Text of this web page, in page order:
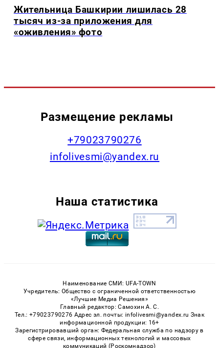
Жительница Башкирии лишилась 28
тысяч из-за приложения для
«оживления» фото
Размещение рекламы
+79023790276
infolivesmi@yandex.ru
Наша статистика
Наименование СМИ: UFA-TOWN
Учредитель: Общество с ограниченной ответственностью
«Лучшие Медиа Решения»
Главный редактор: Самохин А. С.
Тел.: +79023790276 Адрес эл. почты: infolivesmi@yandex.ru Знак
информационной продукции: 16+
Зарегистрировавший орган: Федеральная служба по надзору в
сфере связи, информационных технологий и массовых
коммуникаций (Роскомнадзор)